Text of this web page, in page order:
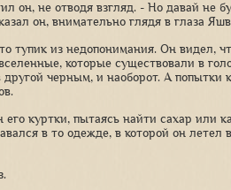
он, не отводя взгляд. - Но давай не
он, внимательно глядя в глаза
тупик из недопонимания. Он видел,
которые существовали в
черным, и наоборот. А попытки
куртки, пытаясь найти сахар или
в то одежде, в которой он летел